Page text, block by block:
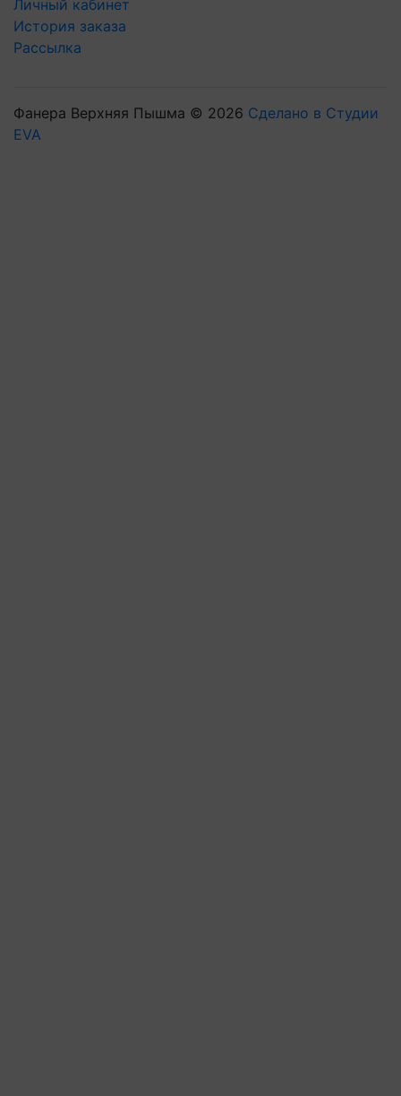
Личный кабинет
История заказа
Рассылка
Фанера Верхняя Пышма © 2026 Сделано в Студии
EVA